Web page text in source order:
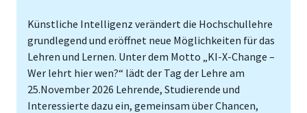
Künstliche Intelligenz verändert die Hochschullehre
grundlegend und eröffnet neue Möglichkeiten für das
Lehren und Lernen. Unter dem Motto „KI-X-Change –
Wer lehrt hier wen?“ lädt der Tag der Lehre am
25.November 2026 Lehrende, Studierende und
Interessierte dazu ein, gemeinsam über Chancen,